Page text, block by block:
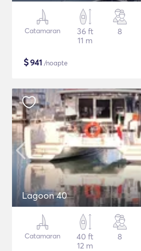
Catamaran
36 ft
11 m
8
$941 /noapte
Lagoon 40
Catamaran
40 ft
12 m
8